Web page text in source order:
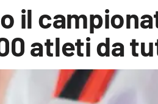
il
atleti da